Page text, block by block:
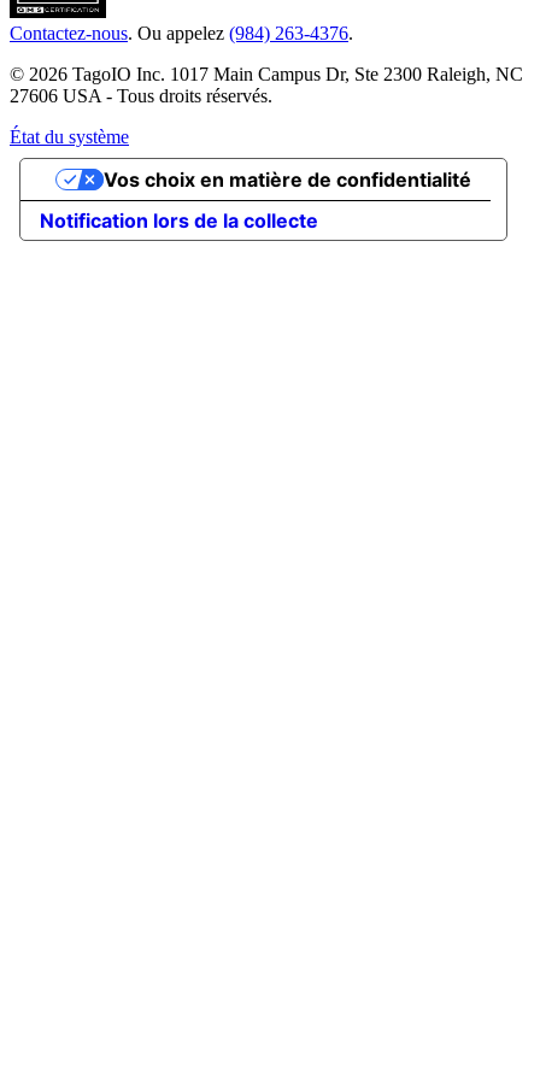
Contactez-nous. Ou appelez (984) 263-4376.
© 2026 TagoIO Inc. 1017 Main Campus Dr, Ste 2300 Raleigh, NC
27606 USA - Tous droits réservés.
État du système
Notification lors de la collecte
Vos choix en matière de confidentialité